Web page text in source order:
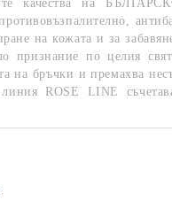
качества на
на кожата и за
признание по целия
на бръчки и премахва
ROSE LINE